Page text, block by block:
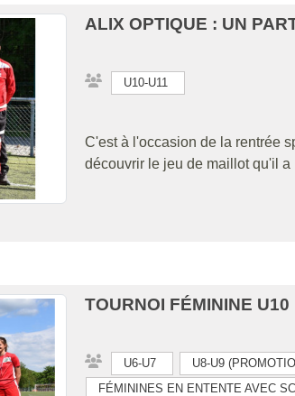
ALIX OPTIQUE : UN
U10-U11
C'est à l'occasion de la rentrée
découvrir le jeu de maillot qu'il
TOURNOI FÉMININE
U6-U7 U8-U9
FÉMININES EN ENTENTE AVEC